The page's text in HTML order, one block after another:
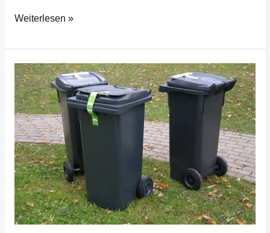
Weiterlesen »
Ansprechendes
Aufbewahren
von
Mülltonnen